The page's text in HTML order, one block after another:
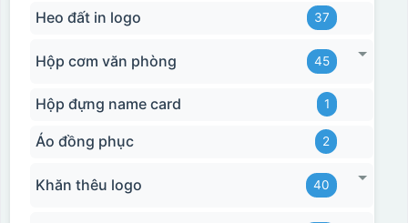
Heo đất in logo 37
Hộp cơm văn phòng 45
Hộp đựng name card 1
Áo đồng phục 2
Khăn thêu logo 40